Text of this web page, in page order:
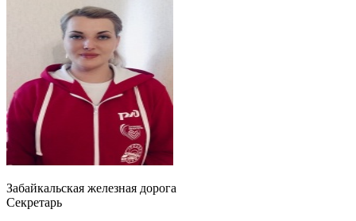
Забайкальская железная дорога
Секретарь